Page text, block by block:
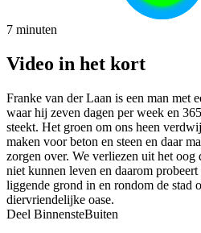
7 minuten
Video in het kort
Franke van der Laan is een man met
waar hij zeven dagen per week en
steekt. Het groen om ons heen
maken voor beton en steen en daar
zorgen over. We verliezen uit het oog
niet kunnen leven en daarom
liggende grond in en rondom de stad
diervriendelijke oase.
Deel BinnensteBuiten